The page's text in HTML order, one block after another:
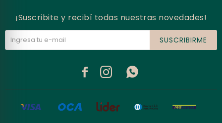
¡Suscribite y recibí todas nuestras novedades!
SUSCRIBIRME
  